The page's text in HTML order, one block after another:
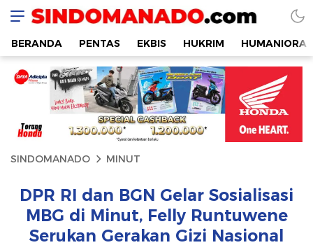
SINDOMANADO
Informatif dan Edukatif
BERANDA PENTAS EKBIS HUKRIM HUMANIORA
SINDOMANADO MINUT
DPR RI dan BGN Gelar Sosialisasi
MBG di Minut, Felly Runtuwene
Serukan Gerakan Gizi Nasional